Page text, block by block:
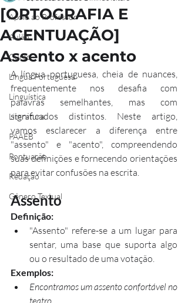
Apoio ao Professor
Aulão
Curso
Língua Portuguesa
Linguística
Literatura
PAAEB
Pontuação
Redação
Gênero Textual
[ORTOGRAFIA E
ACENTUAÇÃO]
Assento x acento
A língua portuguesa, cheia de nuances,
frequentemente nos desafia com
palavras semelhantes, mas com
significados distintos. Neste artigo,
vamos esclarecer a diferença entre
"assento" e "acento", compreendendo
suas definições e fornecendo orientações
para evitar confusões na escrita.
Assento
Definição:
"Assento" refere-se a um lugar para
sentar, uma base que suporta algo
ou o resultado de uma votação.
Exemplos:
Encontramos um assento confortável no
teatro.